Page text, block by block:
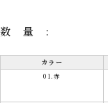
数量:
カラー
01.赤